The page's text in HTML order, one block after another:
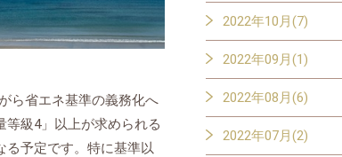
ら省エネ基準の義務化へ
級4」以上が求められる
る予定です。特に基準以
2022年10月(7)
2022年09月(1)
2022年08月(6)
2022年07月(2)